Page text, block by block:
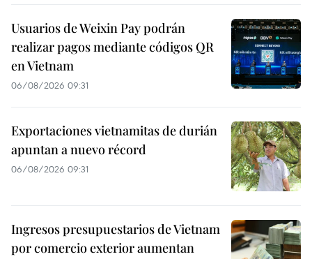
Usuarios de Weixin Pay podrán
realizar pagos mediante códigos QR
en Vietnam
06/08/2026 09:31
Exportaciones vietnamitas de durián
apuntan a nuevo récord
06/08/2026 09:31
Ingresos presupuestarios de Vietnam
por comercio exterior aumentan